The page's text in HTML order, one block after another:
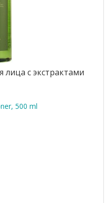
с экстрактами
500 ml